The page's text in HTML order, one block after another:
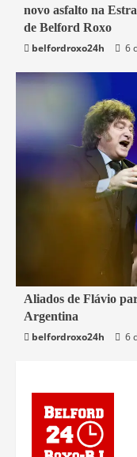
Belford Roxo
novo asfalto na
de Belford Roxo
belfordroxo24h
6
2 min read
Mundo
Aliados de Flávio
Argentina
belfordroxo24h
6